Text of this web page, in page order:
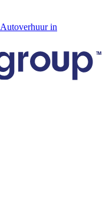
Autoverhuur in